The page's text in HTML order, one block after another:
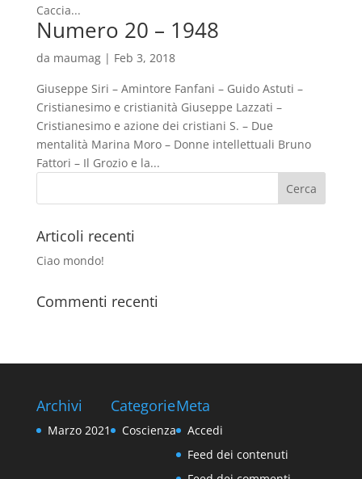
Caccia...
Numero 20 – 1948
da maumag| Feb 3, 2018
Giuseppe Siri – Amintore Fanfani – Guido Astuti –
Cristianesimo e cristianità Giuseppe Lazzati –
Cristianesimo e azione dei cristiani S. – Due
mentalità Marina Moro – Donne intellettuali Bruno
Fattori – Il Grozio e la...
Articoli recenti
Ciao mondo!
Commenti recenti
Archivi
Marzo 2021
Categorie
Coscienza
Meta
Accedi
Feed dei contenuti